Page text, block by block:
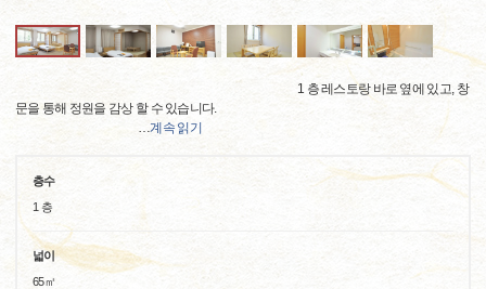
1 층 레스토랑 바로 옆에 있고, 창
문을 통해 정원을 감상 할 수 있습니다.
…계속 읽기
층수
1 층
넓이
65㎡